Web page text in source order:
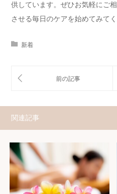
供しています。ぜひお気軽にご
させる毎日のケアを始めてみてく
新着
関連記事